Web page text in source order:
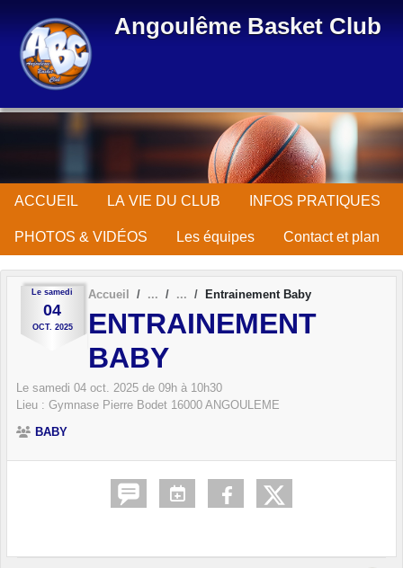
Angoulême Basket Club
ACCUEIL LA VIE DU CLUB INFOS PRATIQUES
PHOTOS & VIDÉOS Les équipes Contact et plan
Le samedi
04
OCT. 2025
Accueil Entrainement Baby
ENTRAINEMENT
BABY
Le samedi 04 oct. 2025 de 09h à 10h30
Lieu : Gymnase Pierre Bodet 16000 ANGOULEME
BABY